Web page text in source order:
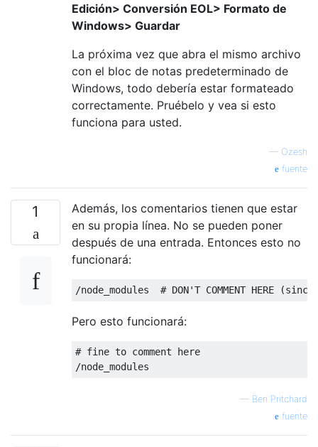
Edición> Conversión EOL> Formato de
Windows> Guardar
La próxima vez que abra el mismo archivo
con el bloc de notas predeterminado de
Windows, todo debería estar formateado
correctamente. Pruébelo y vea si esto
funciona para usted.
— Ozesh
fuente
1
Además, los comentarios tienen que estar
en su propia línea. No se pueden poner
después de una entrada. Entonces esto no
funcionará:
Pero esto funcionará:
# fine to comment here
— Ben Pritchard
fuente